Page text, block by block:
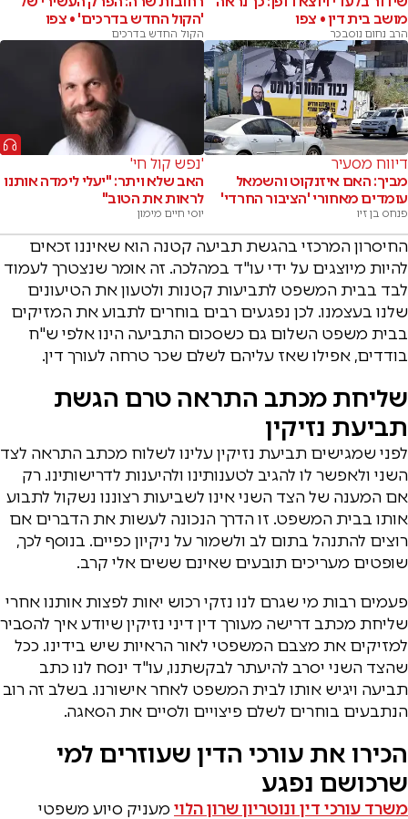
מושב בית דין • צפו
הרב נחום נוסבכר
'הקול החדש בדרכים' • צפו
הקול החדש בדרכים
דיווח מסעיר
מביך: האם איזנקוט והשמאל
עומדים מאחורי 'הציבור החרדי'
פנחס בן זיו
'נפש קול חי'
האב שלא ויתר: "יעלי לימדה אותנו
לראות את הטוב"
יוסי חיים מימון
החיסרון המרכזי בהגשת תביעה קטנה הוא שאיננו זכאים
להיות מיוצגים על ידי עו"ד במהלכה. זה אומר שנצטרך לעמוד
לבד בבית המשפט לתביעות קטנות ולטעון את הטיעונים
שלנו בעצמנו. לכן נפגעים רבים בוחרים לתבוע את המזיקים
בבית משפט השלום גם כשסכום התביעה הינו אלפי ש"ח
בודדים, אפילו שאז עליהם לשלם שכר טרחה לעורך דין.
שליחת מכתב התראה טרם הגשת
תביעת נזיקין
לפני שמגישים תביעת נזיקין עלינו לשלוח מכתב התראה לצד
השני ולאפשר לו להגיב לטענותינו ולהיענות לדרישותינו. רק
אם המענה של הצד השני אינו לשביעות רצוננו נשקול לתבוע
אותו בבית המשפט. זו הדרך הנכונה לעשות את הדברים אם
רוצים להתנהל בתום לב ולשמור על ניקיון כפיים. בנוסף לכך,
שופטים מעריכים תובעים שאינם ששים אלי קרב.
פעמים רבות מי שגרם לנו נזקי רכוש יאות לפצות אותנו אחרי
שליחת מכתב דרישה מעורך דין דיני נזיקין שיודע איך להסביר
למזיקים את מצבם המשפטי לאור הראיות שיש בידינו. ככל
שהצד השני יסרב להיעתר לבקשתנו, עו"ד ינסח לנו כתב
תביעה ויגיש אותו לבית המשפט לאחר אישורנו. בשלב זה רוב
הנתבעים בוחרים לשלם פיצויים ולסיים את הסאגה.
הכירו את עורכי הדין שעוזרים למי
שרכושם נפגע
משרד עורכי דין ונוטריון שרון הלוי מעניק סיוע משפטי